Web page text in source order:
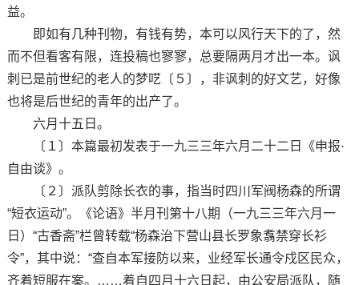
益。
即如有几种刊物，有钱有势，本可以风行天下的了，然
而不但看客有限，连投稿也寥寥，总要隔两月才出一本。讽
刺已是前世纪的老人的梦呓〔５〕，非讽刺的好文艺，好像
也将是后世纪的青年的出产了。
六月十五日。
〔１〕本篇最初发表于一九三三年六月二十二日《申报·
自由谈》。
〔２〕派队剪除长衣的事，指当时四川军阀杨森的所谓
“短衣运动”。《论语》半月刊第十八期（一九三三年六月一
日）“古香斋”栏曾转载“杨森治下营山县长罗象翥禁穿长衫
令”，其中说：“查自本军接防以来，业经军长通令戍区民众，
齐着短服在案。……着自四月十六日起，由公安局派队，随